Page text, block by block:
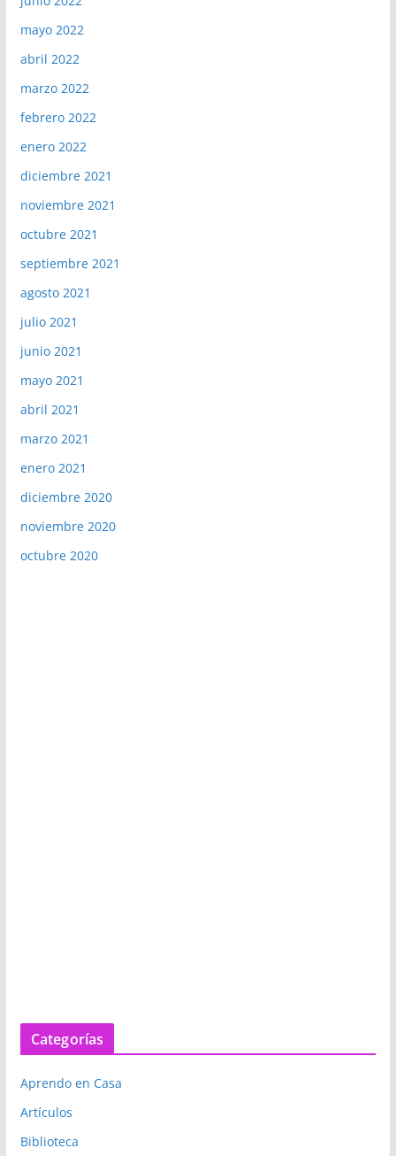
mayo 2022
abril 2022
marzo 2022
febrero 2022
enero 2022
diciembre 2021
noviembre 2021
octubre 2021
septiembre 2021
agosto 2021
julio 2021
junio 2021
mayo 2021
abril 2021
marzo 2021
enero 2021
diciembre 2020
noviembre 2020
octubre 2020
Categorías
Aprendo en Casa
Artículos
Biblioteca